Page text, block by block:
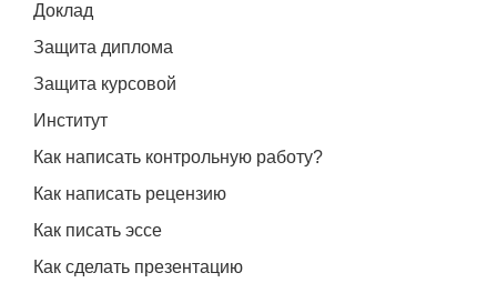
Доклад
Защита диплома
Защита курсовой
Институт
Как написать контрольную работу?
Как написать рецензию
Как писать эссе
Как сделать презентацию